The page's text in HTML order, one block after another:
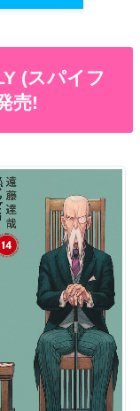
(スパイフ
売!